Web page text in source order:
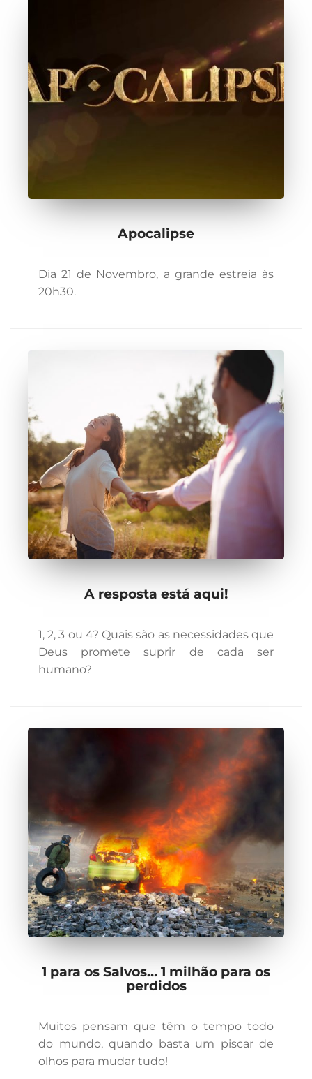
Apocalipse
Dia 21 de Novembro, a grande estreia às
20h30.
A resposta está aqui!
1, 2, 3 ou 4? Quais são as necessidades que
Deus promete suprir de cada ser
humano?
1 para os Salvos… 1 milhão para os
perdidos
Muitos pensam que têm o tempo todo
do mundo, quando basta um piscar de
olhos para mudar tudo!